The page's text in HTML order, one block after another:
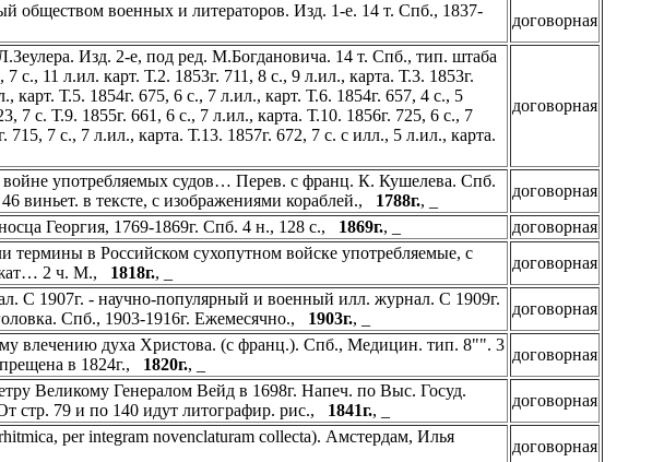
обществом военных и литераторов. Изд. 1-е. 14 т. Спб., 1837-
договорная
Изд. 2-е, под ред. М.Богдановича. 14 т. Спб., тип. штаба
с., 11 л.ил. карт. Т.2. 1853г. 711, 8 с., 9 л.ил., карта. Т.3. 1853г.
карт. Т.5. 1854г. 675, 6 с., 7 л.ил., карт. Т.6. 1854г. 657, 4 с., 5
7 с. Т.9. 1855г. 661, 6 с., 7 л.ил., карта. Т.10. 1856г. 725, 6 с., 7
715, 7 с., 7 л.ил., карта. Т.13. 1857г. 672, 7 с. с илл., 5 л.ил., карта.
договорная
употребляемых судов… Перев. с франц. К. Кушелева. Спб.
виньет. в тексте, с изображениями кораблей., 1788г., _
договорная
Георгия, 1769-1869г. Спб. 4 н., 128 с., 1869г., _
договорная
в Российском сухопутном войске употребляемые, с
2 ч. М., 1818г., _
договорная
С 1907г. - научно-популярный и военный илл. журнал. С 1909г.
Спб., 1903-1916г. Ежемесячно., 1903г., _
договорная
влечению духа Христова. (с франц.). Спб., Медицин. тип. 8"". 3
в 1824г., 1820г., _
договорная
Великому Генералом Вейд в 1698г. Напеч. по Выс. Госуд.
79 и по 140 идут литографир. рис., 1841г., _
договорная
per integram novenclaturam collecta). Амстердам, Илья
договорная